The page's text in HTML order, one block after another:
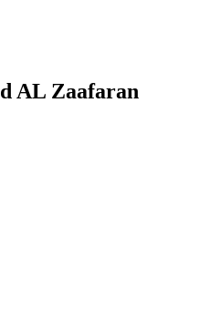
AL Zaafaran